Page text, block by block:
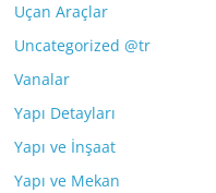
Uçan Araçlar
Uncategorized @tr
Vanalar
Yapı Detayları
Yapı ve İnşaat
Yapı ve Mekan